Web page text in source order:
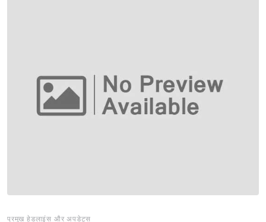
प्रमुख हेडलाइंस और अपडेट्स